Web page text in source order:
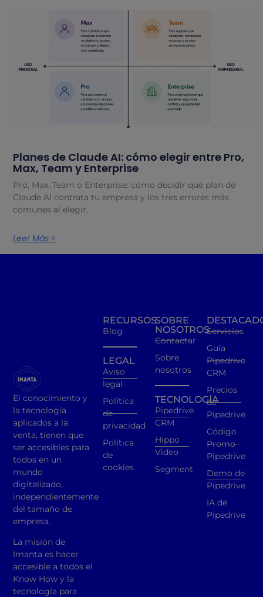
Planes de Claude AI: cómo elegir entre Pro,
Max, Team y Enterprise
Pro, Max, Team o Enterprise: cómo decidir qué plan de
Claude AI contrata tu empresa y los tres errores más
comunes al elegir.
Leer Más >
El conocimiento y
la tecnología
aplicados a la
venta, tienen que
ser accesibles para
todos en un
mundo
digitalizado,
independientemente
del tamaño de
empresa.
La misión de
Imanta es hacer
accesible a todos el
Know How y la
tecnología para
Servicios
Guía
Pipedrive
CRM
Precios
de
Pipedrive
Código
Promo
Pipedrive
Demo de
Pipedrive
IA de
Pipedrive
SOBRE
NOSOTROS
Contactar
Sobre
nosotros
TECNOLOGÍA
Pipedrive
CRM
Hippo
Video
Segment
RECURSOS
Blog
LEGAL
Aviso
legal
Política
de
privacidad
Política
de
cookies